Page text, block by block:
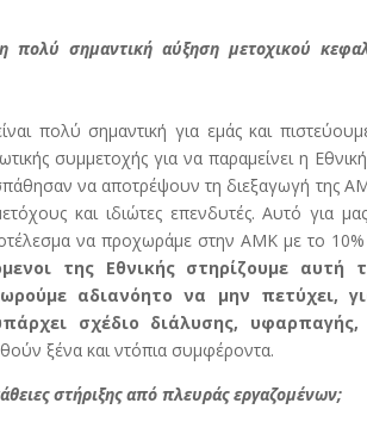
η πολύ σημαντική αύξηση μετοχικού
πολύ σημαντική για εμάς και
συμμετοχής για να παραμείνει η
να αποτρέψουν τη διεξαγωγή της
και ιδιώτες επενδυτές. Αυτό για
να προχωράμε στην ΑΜΚ με το
της Εθνικής στηρίζουμε αυτή
αδιανόητο να μην πετύχει,
σχέδιο διάλυσης,
ξένα και ντόπια συμφέροντα.
στήριξης από πλευράς εργαζομένων;